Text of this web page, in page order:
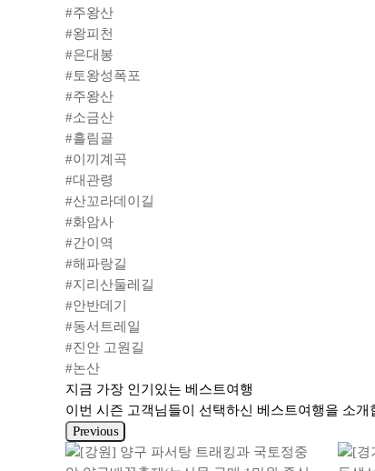
#주왕산
#왕피천
#은대봉
#토왕성폭포
#주왕산
#소금산
#흘림골
#이끼계곡
#대관령
#산꼬라데이길
#화암사
#간이역
#해파랑길
#지리산둘레길
#안반데기
#동서트레일
#진안 고원길
#논산
지금 가장 인기있는 베스트여행
이번 시즌 고객님들이 선택하신 베스트여행을 소개
Previous